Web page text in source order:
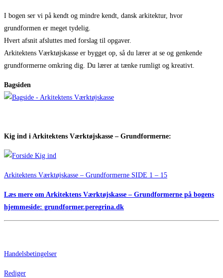
I bogen ser vi på kendt og mindre kendt, dansk arkitektur, hvor
grundformen er meget tydelig.
Hvert afsnit afsluttes med forslag til opgaver.
Arkitektens Værktøjskasse er bygget op, så du lærer at se og genkende
grundformerne omkring dig. Du lærer at tænke rumligt og kreativt.
Bagsiden
Kig ind i Arkitektens Værktøjskasse – Grundformerne:
Arkitektens Værktøjskasse – Grundformerne SIDE 1 – 15
Læs mere om Arkitektens Værktøjskasse – Grundformerne på bogens
hjemmeside: grundformer.peregrina.dk
Handelsbetingelser
Rediger